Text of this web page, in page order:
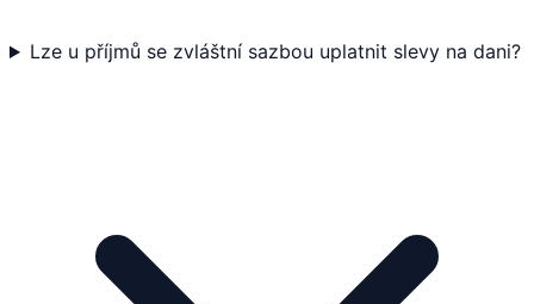
Lze u příjmů se zvláštní sazbou uplatnit slevy na dani?